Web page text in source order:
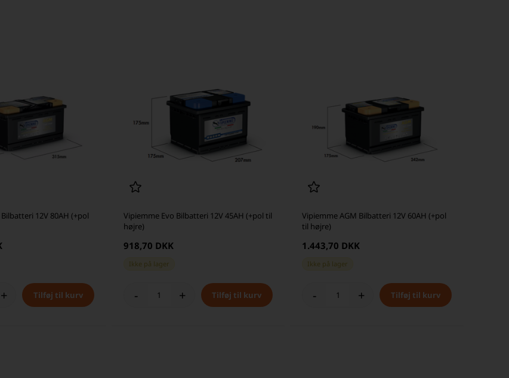
12V 80AH (+pol
+
Vipiemme Evo Bilbatteri 12V 45AH (+pol til
højre)
918,70 DKK
Ikke på lager
- +
Vipiemme AGM Bilbatteri 12V 60AH (+pol
til højre)
1.443,70 DKK
Ikke på lager
- +